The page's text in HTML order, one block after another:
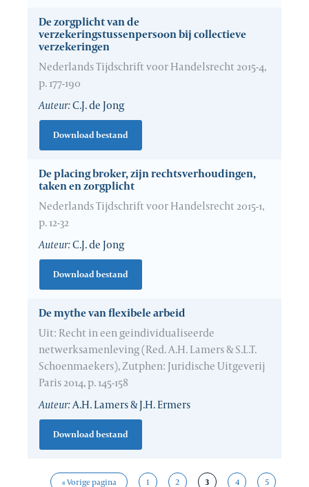
De zorgplicht van de
verzekeringstussenpersoon bij collectieve
verzekeringen
Nederlands Tijdschrift voor Handelsrecht 2015-4,
p. 177-190
Auteur:C.J. de Jong
Download bestand
De placing broker, zijn rechtsverhoudingen,
taken en zorgplicht
Nederlands Tijdschrift voor Handelsrecht 2015-1,
p. 12-32
Auteur:C.J. de Jong
Download bestand
De mythe van flexibele arbeid
Uit: Recht in een geindividualiseerde
netwerksamenleving (Red. A.H. Lamers & S.L.T.
Schoenmaekers), Zutphen: Juridische Uitgeverij
Paris 2014, p. 145-158
Auteur:A.H. Lamers & J.H. Ermers
Download bestand
« Vorige pagina 1 2 3 4 5